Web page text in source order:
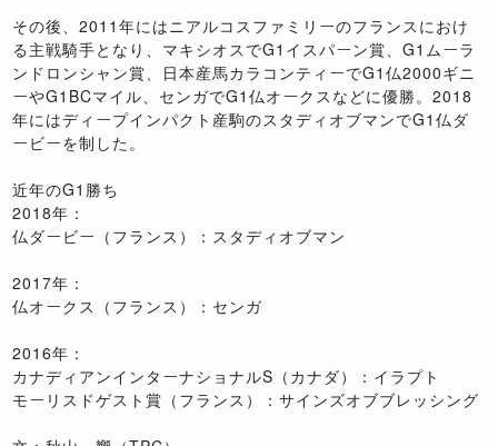
その後、2011年にはニアルコスファミリーのフランスにおけ
る主戦騎手となり、マキシオスでG1イスパーン賞、G1ムーラ
ンドロンシャン賞、日本産馬カラコンティーでG1仏2000ギニ
ーやG1BCマイル、センガでG1仏オークスなどに優勝。2018
年にはディープインパクト産駒のスタディオブマンでG1仏ダ
ービーを制した。
近年のG1勝ち
2018年：
仏ダービー（フランス）：スタディオブマン
2017年：
仏オークス（フランス）：センガ
2016年：
カナディアンインターナショナルS（カナダ）：イラプト
モーリスドゲスト賞（フランス）：サインズオブブレッシング